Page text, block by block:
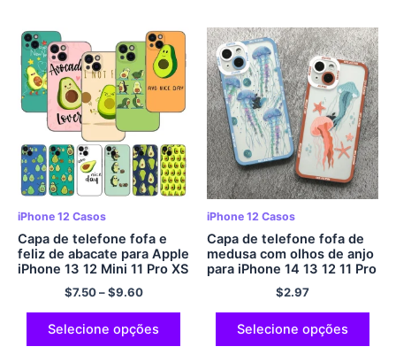
iPhone 12 Casos
Capa de telefone fofa e
feliz de abacate para Apple
iPhone 13 12 Mini 11 Pro XS
Max XR X 8 7 6S 6 Mais 5S
5 SE 2020 Capa preta
macia em TPU
$7.50–$9.60
Selecione opções
iPhone 12 Casos
Capa de telefone fofa de
medusa com olhos de anjo
para iPhone 14 13 12 11 Pro
Max Mini XS X XR SE 7 8
Mais capa mole
$2.97
Selecione opções